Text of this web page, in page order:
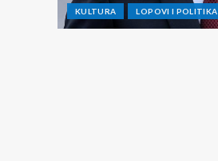
KULTURA LOPOVI I POLITIKA